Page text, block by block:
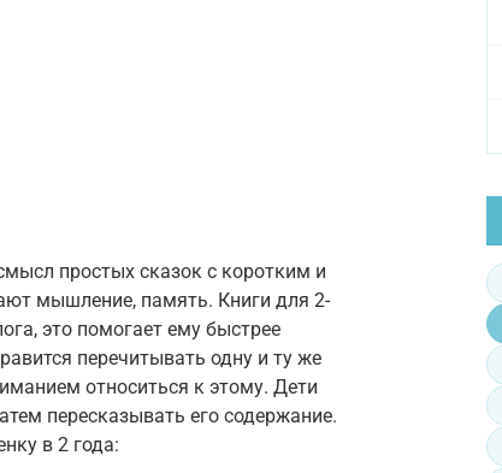
простых сказок с коротким и
мышление, память. Книги для 2-
это помогает ему быстрее
перечитывать одну и ту же
относиться к этому. Дети
пересказывать его содержание.
в 2 года: